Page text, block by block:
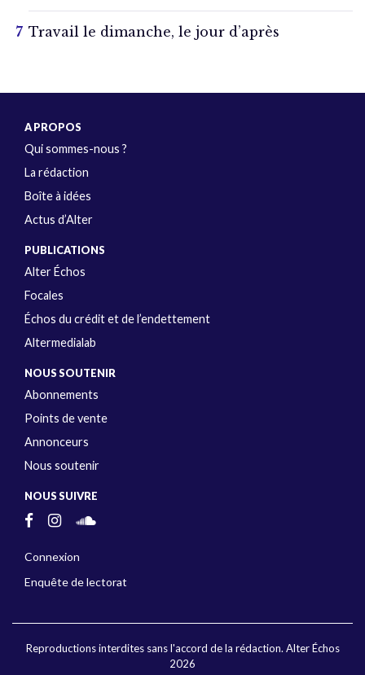
Travail le dimanche, le jour d’après
A PROPOS
Qui sommes-nous ?
La rédaction
Boîte à idées
Actus d’Alter
PUBLICATIONS
Alter Échos
Focales
Échos du crédit et de l’endettement
Altermedialab
NOUS SOUTENIR
Abonnements
Points de vente
Annonceurs
Nous soutenir
NOUS SUIVRE
Connexion
Enquête de lectorat
Reproductions interdites sans l'accord de la rédaction. Alter Échos
2026